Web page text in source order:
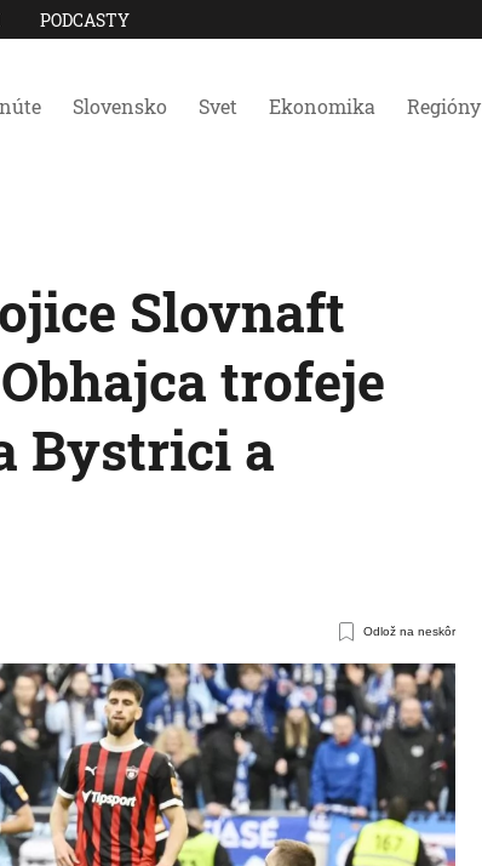
PODCASTY
Slovensko Svet Ekonomika Regióny
Slovnaft
trofeje
Bystrici a
Odlož na neskôr